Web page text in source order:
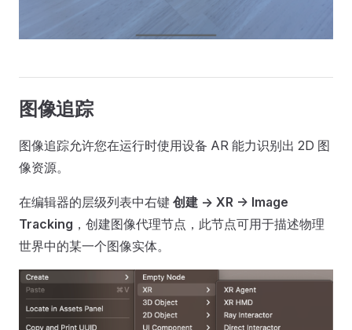
图像追踪
图像追踪允许您在运行时使用设备 AR 能力识别出 2D 图
像资源。
在编辑器的层级列表中右键 创建 -> XR -> Image
Tracking ，创建图像代理节点，此节点可用于描述物理
世界中的某一个图像实体。